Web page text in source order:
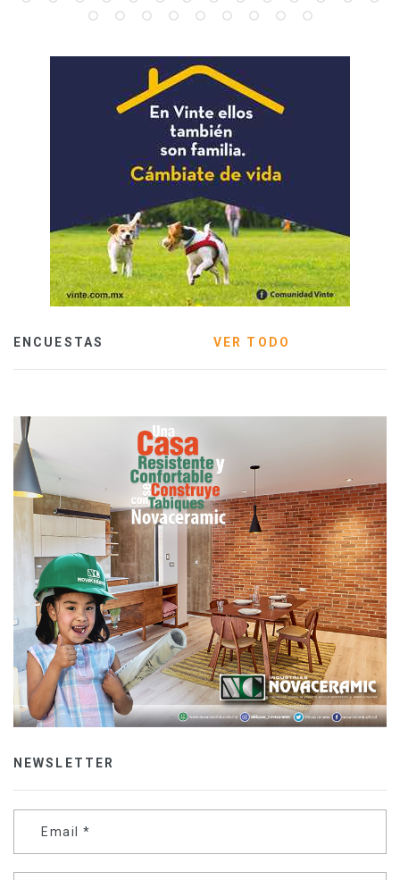
ENCUESTAS VER TODO
NEWSLETTER
Email *